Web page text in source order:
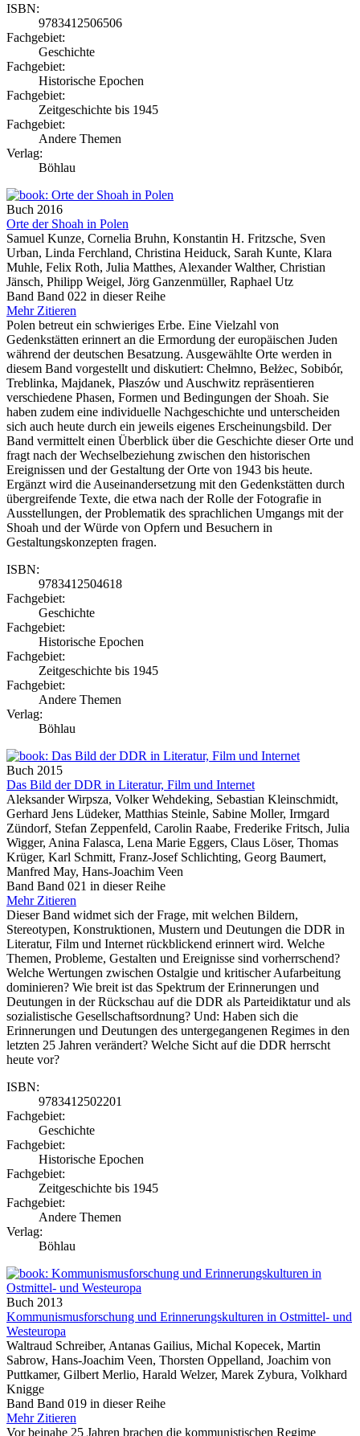
ISBN:
9783412506506
Fachgebiet:
Geschichte
Fachgebiet:
Historische Epochen
Fachgebiet:
Zeitgeschichte bis 1945
Fachgebiet:
Andere Themen
Verlag:
Böhlau
Buch 2016
Orte der Shoah in Polen
Samuel Kunze, Cornelia Bruhn, Konstantin H. Fritzsche, Sven
Urban, Linda Ferchland, Christina Heiduck, Sarah Kunte, Klara
Muhle, Felix Roth, Julia Matthes, Alexander Walther, Christian
Jänsch, Philipp Weigel, Jörg Ganzenmüller, Raphael Utz
Band Band 022 in dieser Reihe
Mehr Zitieren
Polen betreut ein schwieriges Erbe. Eine Vielzahl von
Gedenkstätten erinnert an die Ermordung der europäischen Juden
während der deutschen Besatzung. Ausgewählte Orte werden in
diesem Band vorgestellt und diskutiert: Chełmno, Bełżec, Sobibór,
Treblinka, Majdanek, Płaszów und Auschwitz repräsentieren
verschiedene Phasen, Formen und Bedingungen der Shoah. Sie
haben zudem eine individuelle Nachgeschichte und unterscheiden
sich auch heute durch ein jeweils eigenes Erscheinungsbild. Der
Band vermittelt einen Überblick über die Geschichte dieser Orte und
fragt nach der Wechselbeziehung zwischen den historischen
Ereignissen und der Gestaltung der Orte von 1943 bis heute.
Ergänzt wird die Auseinandersetzung mit den Gedenkstätten durch
übergreifende Texte, die etwa nach der Rolle der Fotografie in
Ausstellungen, der Problematik des sprachlichen Umgangs mit der
Shoah und der Würde von Opfern und Besuchern in
Gestaltungskonzepten fragen.
ISBN:
9783412504618
Fachgebiet:
Geschichte
Fachgebiet:
Historische Epochen
Fachgebiet:
Zeitgeschichte bis 1945
Fachgebiet:
Andere Themen
Verlag:
Böhlau
Buch 2015
Das Bild der DDR in Literatur, Film und Internet
Aleksander Wirpsza, Volker Wehdeking, Sebastian Kleinschmidt,
Gerhard Jens Lüdeker, Matthias Steinle, Sabine Moller, Irmgard
Zündorf, Stefan Zeppenfeld, Carolin Raabe, Frederike Fritsch, Julia
Wigger, Anina Falasca, Lena Marie Eggers, Claus Löser, Thomas
Krüger, Karl Schmitt, Franz-Josef Schlichting, Georg Baumert,
Manfred May, Hans-Joachim Veen
Band Band 021 in dieser Reihe
Mehr Zitieren
Dieser Band widmet sich der Frage, mit welchen Bildern,
Stereotypen, Konstruktionen, Mustern und Deutungen die DDR in
Literatur, Film und Internet rückblickend erinnert wird. Welche
Themen, Probleme, Gestalten und Ereignisse sind vorherrschend?
Welche Wertungen zwischen Ostalgie und kritischer Aufarbeitung
dominieren? Wie breit ist das Spektrum der Erinnerungen und
Deutungen in der Rückschau auf die DDR als Parteidiktatur und als
sozialistische Gesellschaftsordnung? Und: Haben sich die
Erinnerungen und Deutungen des untergegangenen Regimes in den
letzten 25 Jahren verändert? Welche Sicht auf die DDR herrscht
heute vor?
ISBN:
9783412502201
Fachgebiet:
Geschichte
Fachgebiet:
Historische Epochen
Fachgebiet:
Zeitgeschichte bis 1945
Fachgebiet:
Andere Themen
Verlag:
Böhlau
Buch 2013
Kommunismusforschung und Erinnerungskulturen in Ostmittel- und
Westeuropa
Waltraud Schreiber, Antanas Gailius, Michal Kopecek, Martin
Sabrow, Hans-Joachim Veen, Thorsten Oppelland, Joachim von
Puttkamer, Gilbert Merlio, Harald Welzer, Marek Zybura, Volkhard
Knigge
Band Band 019 in dieser Reihe
Mehr Zitieren
Vor beinahe 25 Jahren brachen die kommunistischen Regime